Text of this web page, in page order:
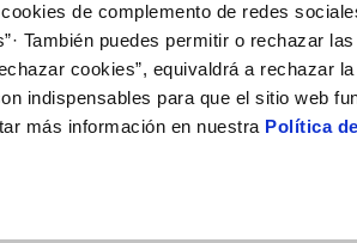
de complemento de redes
También puedes permitir o rechazar
cookies”, equivaldrá a rechazar
indispensables para que el sitio web
más información en nuestra Política
de titular
de suministro
AL CLIENTE
contacto
interés
y afectaciones
del agua
DE GESTIÓN Y CERTIFICADOS